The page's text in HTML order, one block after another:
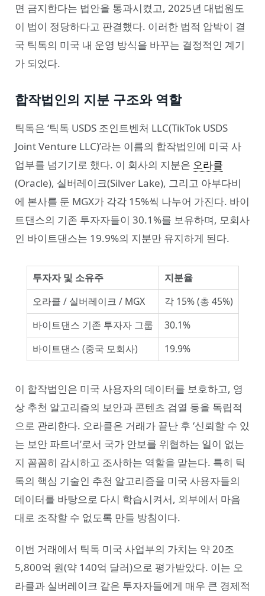
면 금지한다는 법안을 통과시켰고, 2025년 대법원도
이 법이 정당하다고 판결했다. 이러한 법적 압박이 결
국 틱톡의 미국 내 운영 방식을 바꾸는 결정적인 계기
가 되었다.
합작법인의 지분 구조와 역할
틱톡은 ‘틱톡 USDS 조인트벤처 LLC(TikTok USDS
Joint Venture LLC)’라는 이름의 합작법인에 미국 사
업부를 넘기기로 했다. 이 회사의 지분은 오라클
(Oracle), 실버레이크(Silver Lake), 그리고 아부다비
에 본사를 둔 MGX가 각각 15%씩 나누어 가진다. 바이
트댄스의 기존 투자자들이 30.1%를 보유하며, 모회사
인 바이트댄스는 19.9%의 지분만 유지하게 된다.
투자자 및 소유주
지분율
오라클 / 실버레이크 / MGX
각 15% (총 45%)
바이트댄스 기존 투자자 그룹
30.1%
바이트댄스 (중국 모회사)
19.9%
이 합작법인은 미국 사용자의 데이터를 보호하고, 영
상 추천 알고리즘의 보안과 콘텐츠 검열 등을 독립적
으로 관리한다. 오라클은 거래가 끝난 후 ‘신뢰할 수 있
는 보안 파트너’로서 국가 안보를 위협하는 일이 없는
지 꼼꼼히 감시하고 조사하는 역할을 맡는다. 특히 틱
톡의 핵심 기술인 추천 알고리즘을 미국 사용자들의
데이터를 바탕으로 다시 학습시켜서, 외부에서 마음
대로 조작할 수 없도록 만들 방침이다.
이번 거래에서 틱톡 미국 사업부의 가치는 약 20조
5,800억 원(약 140억 달러)으로 평가받았다. 이는 오
라클과 실버레이크 같은 투자자들에게 매우 큰 경제적